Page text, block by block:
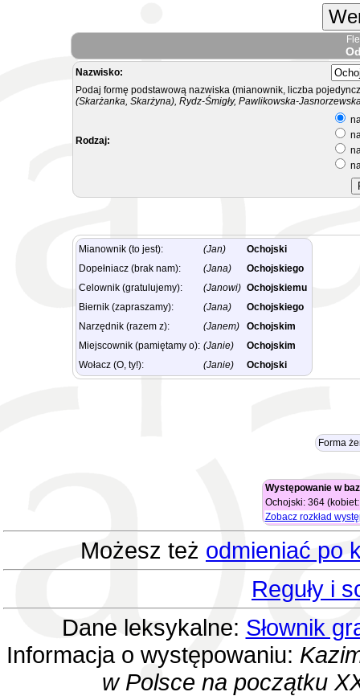
Nazwisko:
Podaj formę podstawową nazwiska (mianownik, liczba
(Skarżanka, Skarżyna), Rydz-Śmigły, Pawlikowska-
Rodzaj:
Mianownik (to jest): (Jan)
Ochojski
Dopełniacz (brak nam):
(Jana)
Ochojskiego
Celownik (gratulujemy):
(Janowi) Ochojskiemu
Biernik (zapraszamy):
(Jana)
Ochojskiego
Narzędnik (razem z):
(Janem)
Ochojskim
Miejscownik (pamiętamy o): (Janie)
Ochojskim
Wołacz (O, ty!):
(Janie) Ochojski
Forma
Występowanie w
Ochojski: 364
Zobacz rozkład
Możesz też odmieniać po
Reguły i
Dane leksykalne: Słownik
Informacja o występowaniu:
w Polsce na początku